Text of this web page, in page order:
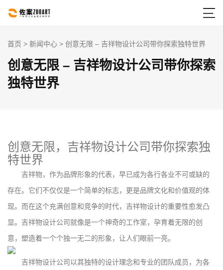

首页 > 新闻中心 > 创意无限 – 吉祥物设计公司带你探索独特世界
创意无限 – 吉祥物设计公司带你探索
独特世界
创意无限，吉祥物设计公司带你探索独
特世界
吉祥物，作为品牌形象的代表，早已成为各行各业不可或缺的
存在。它们不仅仅是一个简单的标志，更是品牌文化和价值观的体
现。而在这个充满创意和竞争的时代，吉祥物设计的重要性愈发凸
显。吉祥物设计公司就像是一个神奇的工作室，孕育着无限的创
意，塑造着一个个独一无二的形象，让人们眼前一亮。
吉祥物设计公司以其独特的设计理念和专业的团队成员，为各